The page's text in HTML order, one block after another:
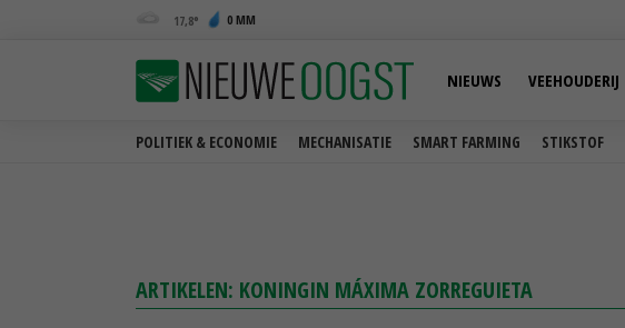
17,8 0 MM
POLITIEK & ECONOMIE MECHANISATIE SMART FARMING STIKSTOF
NIEUWS VEEHOUDERIJ
ARTIKELEN: KONINGIN MÁXIMA ZORREGUIETA